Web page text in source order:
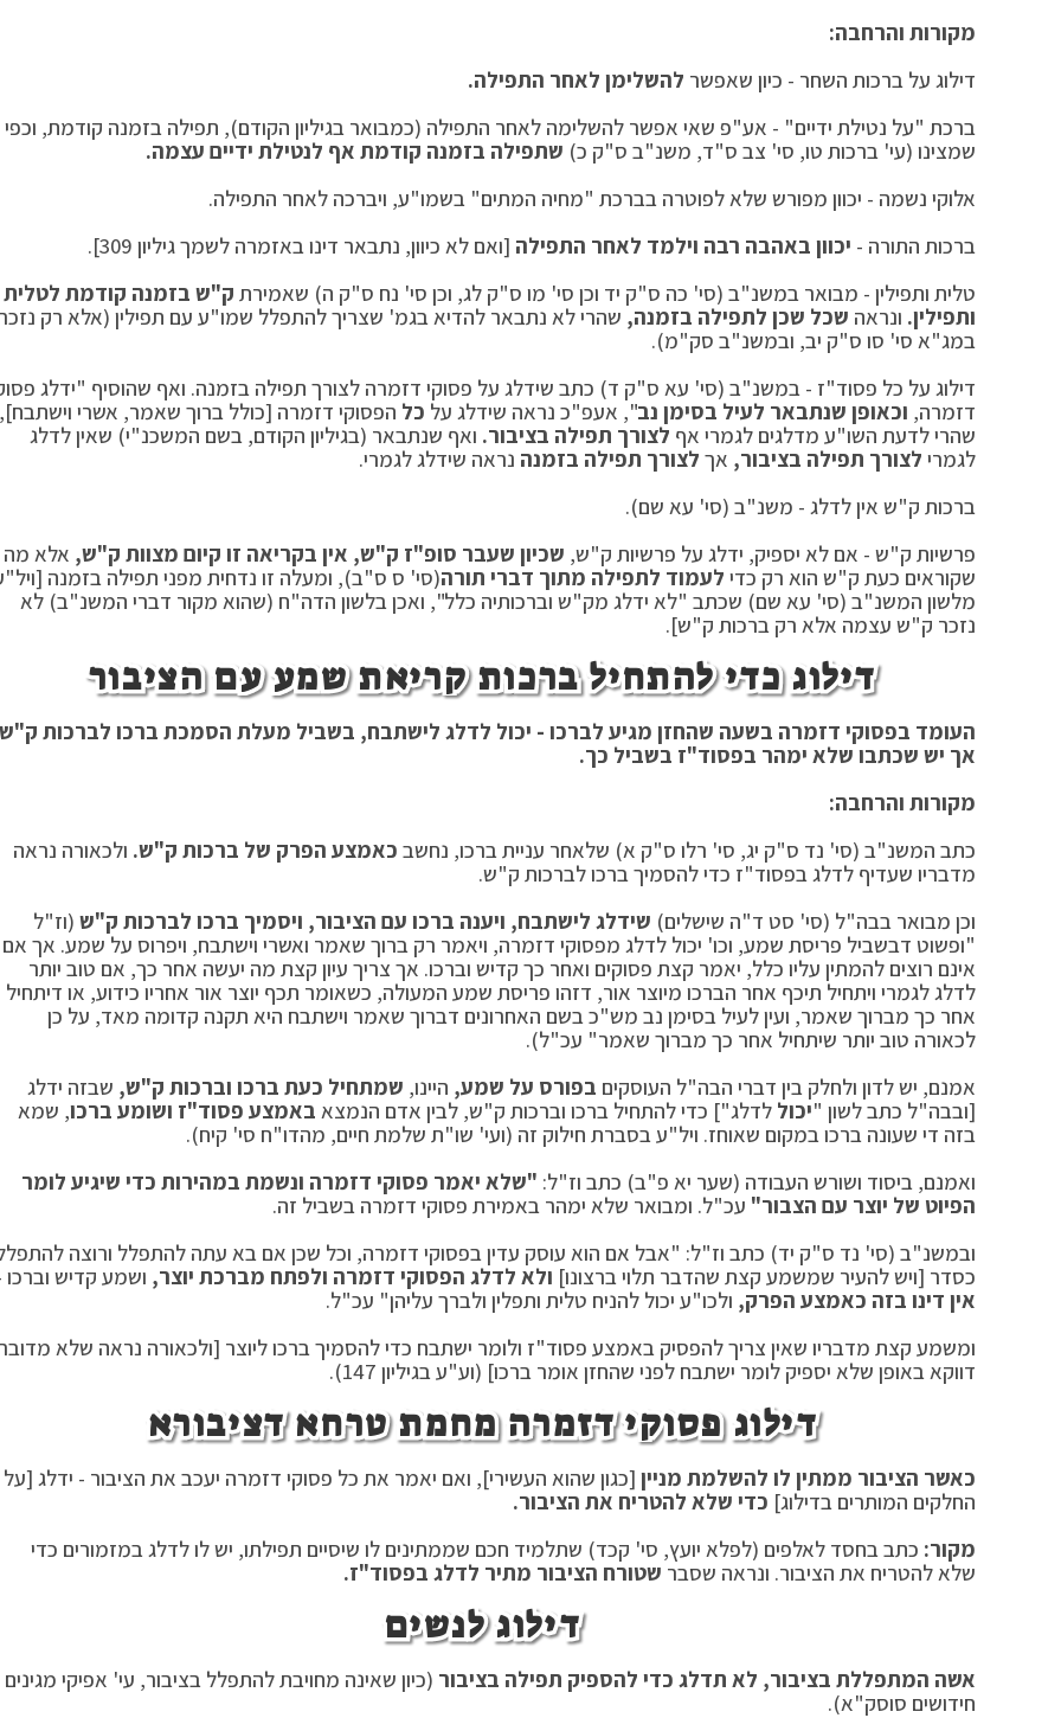
מקורות והרחבה:
דילוג על ברכות השחר - כיון שאפשר להשלימן לאחר התפילה.
ברכת "על נטילת ידיים" - אע"פ שאי אפשר להשלימה לאחר התפילה (כמבואר בגיליון הקודם), תפילה בזמנה קודמת, וכפי
שמצינו (עי' ברכות טו, סי' צב ס"ד, משנ"ב ס"ק כ) שתפילה בזמנה קודמת אף לנטילת ידיים עצמה.
אלוקי נשמה - יכוון מפורש שלא לפוטרה בברכת "מחיה המתים" בשמו"ע, ויברכה לאחר התפילה.
ברכות התורה - יכוון באהבה רבה וילמד לאחר התפילה [ואם לא כיוון, נתבאר דינו באזמרה לשמך גיליון 309].
טלית ותפילין - מבואר במשנ"ב (סי' כה ס"ק יד וכן סי' מו ס"ק לג, וכן סי' נח ס"ק ה) שאמירת ק"ש בזמנה קודמת לטלית
ותפילין. ונראה שכל שכן לתפילה בזמנה, שהרי לא נתבאר להדיא בגמ' שצריך להתפלל שמו"ע עם תפילין (אלא רק
במג"א סי' סו ס"ק יב, ובמשנ"ב סק"מ).
דילוג על כל פסוד"ז - במשנ"ב (סי' עא ס"ק ד) כתב שידלג על פסוקי דזמרה לצורך תפילה בזמנה. ואף שהוסיף "ידלג
דזמרה, וכאופן שנתבאר לעיל בסימן נב", אעפ"כ נראה שידלג על כל הפסוקי דזמרה [כולל ברוך שאמר, אשרי וישתבח],
שהרי לדעת השו"ע מדלגים לגמרי אף לצורך תפילה בציבור. ואף שנתבאר (בגיליון הקודם, בשם המשכנ"י) שאין לדלג
לגמרי לצורך תפילה בציבור, אך לצורך תפילה בזמנה נראה שידלג לגמרי.
ברכות ק"ש אין לדלג - משנ"ב (סי' עא שם).
פרשיות ק"ש - אם לא יספיק, ידלג על פרשיות ק"ש, שכיון שעבר סופ"ז ק"ש, אין בקריאה זו קיום מצוות ק"ש, אלא מה
שקוראים כעת ק"ש הוא רק כדי לעמוד לתפילה מתוך דברי תורה(סי' ס ס"ב), ומעלה זו נדחית מפני תפילה בזמנה
מלשון המשנ"ב (סי' עא שם) שכתב "לא ידלג מק"ש וברכותיה כלל", ואכן בלשון הדה"ח (שהוא מקור דברי המשנ"ב) לא
נזכר ק"ש עצמה אלא רק ברכות ק"ש].
דילוג כדי להתחיל ברכות קריאת שמע עם הציבור
העומד בפסוקי דזמרה בשעה שהחזן מגיע לברכו - יכול לדלג לישתבח, בשביל מעלת הסמכת ברכו לברכות
אך יש שכתבו שלא ימהר בפסוד"ז בשביל כך.
מקורות והרחבה:
כתב המשנ"ב (סי' נד ס"ק יג, סי' רלו ס"ק א) שלאחר עניית ברכו, נחשב כאמצע הפרק של ברכות ק"ש. ולכאורה נראה
מדבריו שעדיף לדלג בפסוד"ז כדי להסמיך ברכו לברכות ק"ש.
וכן מבואר בבה"ל (סי' סט ד"ה שישלים) שידלג לישתבח, ויענה ברכו עם הציבור, ויסמיך ברכו לברכות ק"ש (וז"ל
"ופשוט דבשביל פריסת שמע, וכו' יכול לדלג מפסוקי דזמרה, ויאמר רק ברוך שאמר ואשרי וישתבח, ויפרוס על שמע. אך אם
אינם רוצים להמתין עליו כלל, יאמר קצת פסוקים ואחר כך קדיש וברכו. אך צריך עיון קצת מה יעשה אחר כך, אם טוב יותר
לדלג לגמרי ויתחיל תיכף אחר הברכו מיוצר אור, דזהו פריסת שמע המעולה, כשאומר תכף יוצר אור אחריו כידוע, או דיתחיל
אחר כך מברוך שאמר, ועין לעיל בסימן נב מש"כ בשם האחרונים דברוך שאמר וישתבח היא תקנה קדומה מאד, על כן
לכאורה טוב יותר שיתחיל אחר כך מברוך שאמר" עכ"ל).
אמנם, יש לדון ולחלק בין דברי הבה"ל העוסקים בפורס על שמע, היינו, שמתחיל כעת ברכו וברכות ק"ש, שבזה ידלג
[ובבה"ל כתב לשון "יכול לדלג"] כדי להתחיל ברכו וברכות ק"ש, לבין אדם הנמצא באמצע פסוד"ז ושומע ברכו, שמא
בזה די שעונה ברכו במקום שאוחז. ויל"ע בסברת חילוק זה (ועי' שו"ת שלמת חיים, מהדו"ח סי' קיח).
ואמנם, ביסוד ושורש העבודה (שער יא פ"ב) כתב וז"ל: "שלא יאמר פסוקי דזמרה ונשמת במהירות כדי שיגיע לומר
הפיוט של יוצר עם הצבור" עכ"ל. ומבואר שלא ימהר באמירת פסוקי דזמרה בשביל זה.
ובמשנ"ב (סי' נד ס"ק יד) כתב וז"ל: "אבל אם הוא עוסק עדין בפסוקי דזמרה, וכל שכן אם בא עתה להתפלל ורוצה
כסדר [ויש להעיר שמשמע קצת שהדבר תלוי ברצונו] ולא לדלג הפסוקי דזמרה ולפתח מברכת יוצר, ושמע קדיש וברכו
אין דינו בזה כאמצע הפרק, ולכו"ע יכול להניח טלית ותפלין ולברך עליהן" עכ"ל.
ומשמע קצת מדבריו שאין צריך להפסיק באמצע פסוד"ז ולומר ישתבח כדי להסמיך ברכו ליוצר [ולכאורה נראה שלא
דווקא באופן שלא יספיק לומר ישתבח לפני שהחזן אומר ברכו] (וע"ע בגיליון 147).
דילוג פסוקי דזמרה מחמת טרחא דציבורא
כאשר הציבור ממתין לו להשלמת מניין [כגון שהוא העשירי], ואם יאמר את כל פסוקי דזמרה יעכב את הציבור - ידלג [על
החלקים המותרים בדילוג] כדי שלא להטריח את הציבור.
מקור: כתב בחסד לאלפים (לפלא יועץ, סי' קכד) שתלמיד חכם שממתינים לו שיסיים תפילתו, יש לו לדלג במזמורים כדי
שלא להטריח את הציבור. ונראה שסבר שטורח הציבור מתיר לדלג בפסוד"ז.
דילוג לנשים
אשה המתפללת בציבור, לא תדלג כדי להספיק תפילה בציבור (כיון שאינה מחויבת להתפלל בציבור, עי' אפיקי מגינים
חידושים סוסק"א).